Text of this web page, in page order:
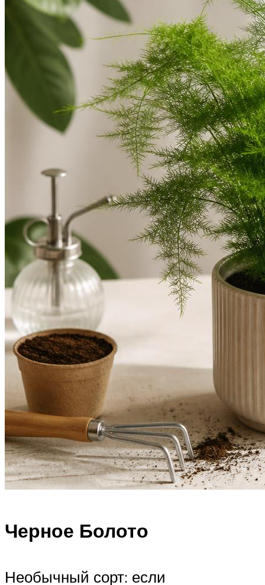
Черное Болото
Необычный сорт: если